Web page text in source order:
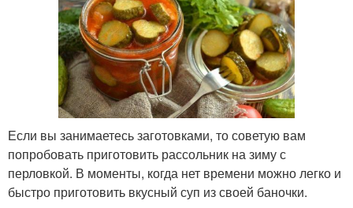
Если вы занимаетесь заготовками, то советую вам
попробовать приготовить рассольник на зиму с
перловкой. В моменты, когда нет времени можно легко и
быстро приготовить вкусный суп из своей баночки.